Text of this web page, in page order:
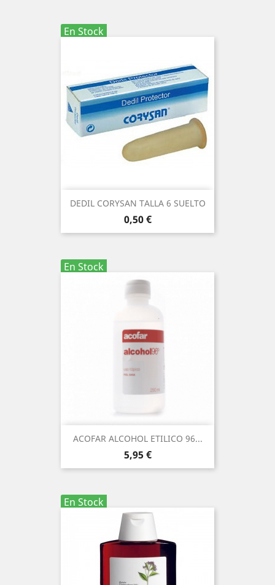
En Stock
DEDIL CORYSAN TALLA 6 SUELTO
Precio
0,50 €
En Stock
ACOFAR ALCOHOL ETILICO 96...
Precio
5,95 €
En Stock